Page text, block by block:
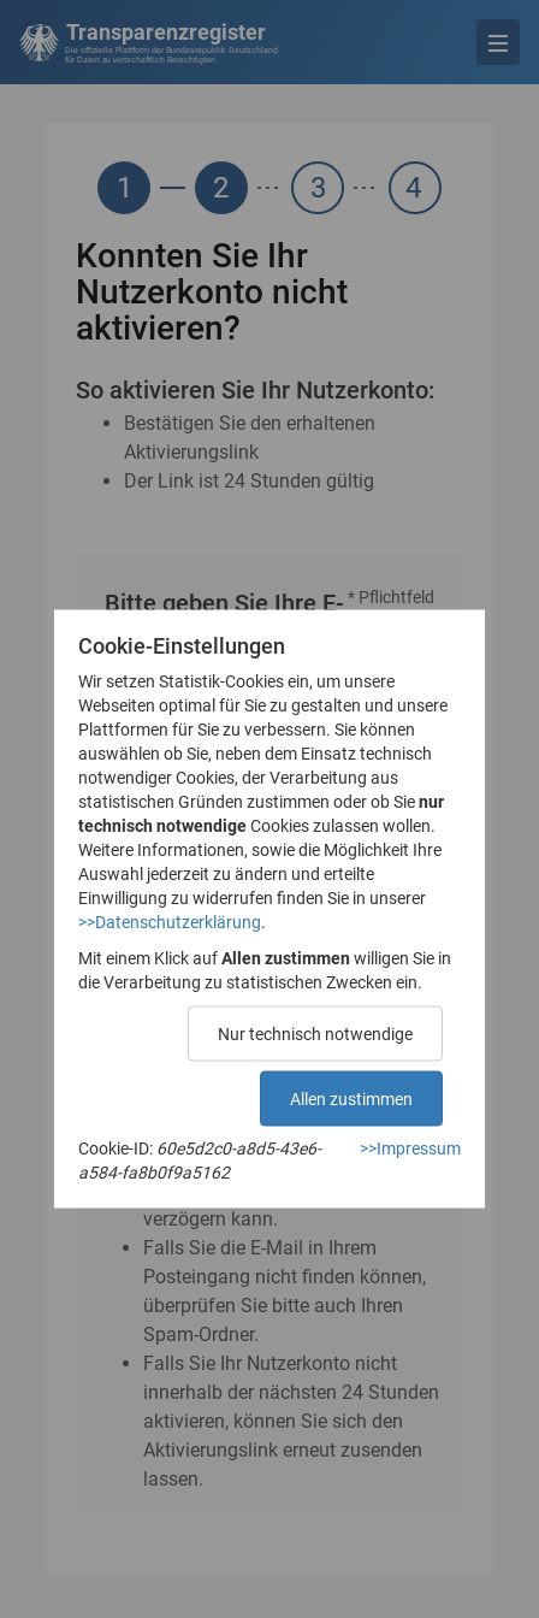
Transparenzregister
Die offizielle Plattform der Bundesrepublik Deutschland
für Daten zu wirtschaftlich Berechtigten
1 2 3 4
Konnten Sie Ihr
Nutzerkonto nicht
aktivieren?
So aktivieren Sie Ihr Nutzerkonto:
Bestätigen Sie den erhaltenen
Aktivierungslink
Der Link ist 24 Stunden gültig
* Pflichtfeld
Bitte geben Sie Ihre E-
Mail-Adresse an
E-Mail-Adresse
Probleme beim Empfang der
Bitte beachten Sie, dass sich der
Versand der E-Mail um einige
verzögern kann.
Falls Sie die E-Mail in Ihrem
Posteingang nicht finden können,
überprüfen Sie bitte auch Ihren
Spam-Ordner.
Falls Sie Ihr Nutzerkonto nicht
innerhalb der nächsten 24 Stunden
aktivieren, können Sie sich den
Aktivierungslink erneut zusenden
lassen.
Cookie-Einstellungen
Wir setzen Statistik-Cookies ein, um unsere
Webseiten optimal für Sie zu gestalten und unsere
Plattformen für Sie zu verbessern. Sie können
auswählen ob Sie, neben dem Einsatz technisch
notwendiger Cookies, der Verarbeitung aus
statistischen Gründen zustimmen oder ob Sienur
technisch notwendigeCookies zulassen wollen.
Weitere Informationen, sowie die Möglichkeit Ihre
Auswahl jederzeit zu ändern und erteilte
Einwilligung zu widerrufen finden Sie in unserer
>>Datenschutzerklärung.
Mit einem Klick aufAllen zustimmen willigen Sie in
die Verarbeitung zu statistischen Zwecken ein.
Nur technisch notwendige
Allen zustimmen
Cookie-ID: 60e5d2c0-a8d5-43e6-
a584-fa8b0f9a5162
>>Impressum